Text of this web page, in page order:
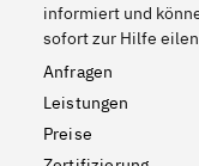
informiert und
sofort zur Hilfe
Anfragen
Leistungen
Preise